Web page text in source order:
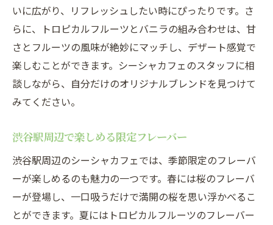
いに広がり、リフレッシュしたい時にぴったりです。さ
らに、トロピカルフルーツとバニラの組み合わせは、甘
さとフルーツの風味が絶妙にマッチし、デザート感覚で
楽しむことができます。シーシャカフェのスタッフに相
談しながら、自分だけのオリジナルブレンドを見つけて
みてください。
渋谷駅周辺で楽しめる限定フレーバー
渋谷駅周辺のシーシャカフェでは、季節限定のフレーバ
ーが楽しめるのも魅力の一つです。春には桜のフレーバ
ーが登場し、一口吸うだけで満開の桜を思い浮かべるこ
とができます。夏にはトロピカルフルーツのフレーバー